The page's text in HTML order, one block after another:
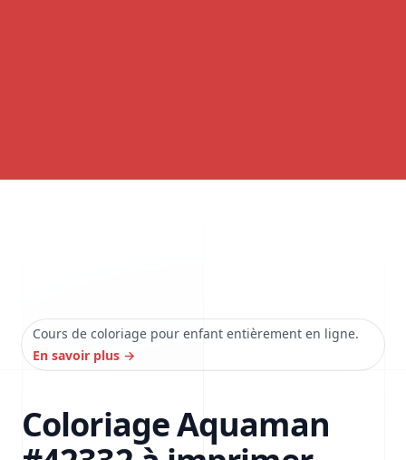
Cours de coloriage pour enfant entièrement en ligne.
En savoir plus →
Coloriage Aquaman